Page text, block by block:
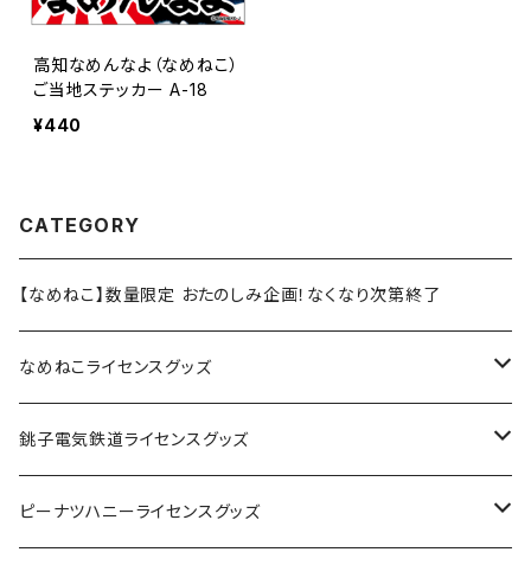
高知なめんなよ（なめねこ）
ご当地ステッカー A-18
¥440
CATEGORY
【なめねこ】数量限定 おたのしみ企画！なくなり次第終了
なめねこライセンスグッズ
Tシャツ
キャップ
銚子電気鉄道ライセンスグッズ
ステッカー
ピーナツハニーライセンスグッズ